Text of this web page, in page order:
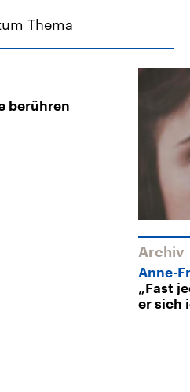
Thema
berühren
Archiv
Anne-
„Fast
er sich